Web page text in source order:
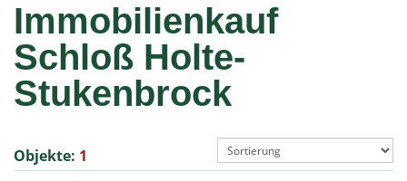
Immobilienkauf
Schloß Holte-
Stukenbrock
Objekte: 1